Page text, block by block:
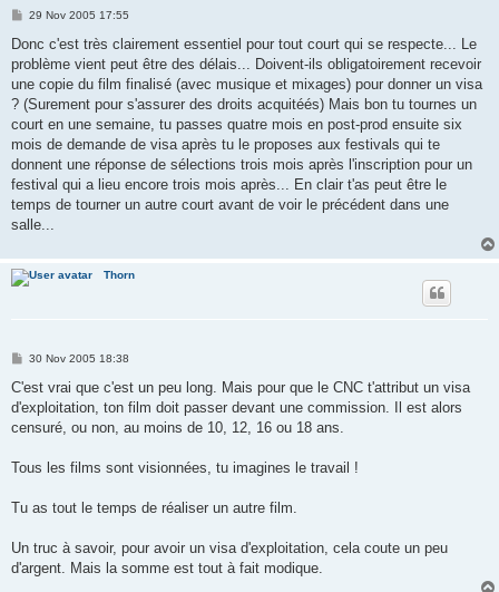
P
s
29 Nov 2005 17:55
Donc c'est très clairement essentiel pour tout court qui se respecte... Le
problème vient peut être des délais... Doivent-ils obligatoirement recevoir
une copie du film finalisé (avec musique et mixages) pour donner un visa
? (Surement pour s'assurer des droits acquitéés) Mais bon tu tournes un
court en une semaine, tu passes quatre mois en post-prod ensuite six
mois de demande de visa après tu le proposes aux festivals qui te
donnent une réponse de sélections trois mois après l'inscription pour un
festival qui a lieu encore trois mois après... En clair t'as peut être le
temps de tourner un autre court avant de voir le précédent dans une
salle...
Thorn
P
s
30 Nov 2005 18:38
C'est vrai que c'est un peu long. Mais pour que le CNC t'attribut un visa
d'exploitation, ton film doit passer devant une commission. Il est alors
censuré, ou non, au moins de 10, 12, 16 ou 18 ans.
Tous les films sont visionnées, tu imagines le travail !
Tu as tout le temps de réaliser un autre film.
Un truc à savoir, pour avoir un visa d'exploitation, cela coute un peu
d'argent. Mais la somme est tout à fait modique.